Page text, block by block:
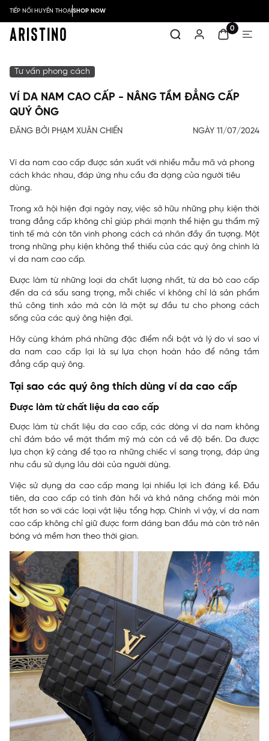
TIẾP NỐI HUYỀN THOẠISHOP NOW
0
Tư vấn phong cách
VÍ DA NAM CAO CẤP - NÂNG TẦM ĐẲNG CẤP
QUÝ ÔNG
ĐĂNG BỞI PHẠM XUÂN CHIẾN NGÀY 11/07/2024
Ví da nam cao cấp được sản xuất với nhiều mẫu mã và phong
cách khác nhau, đáp ứng nhu cầu đa dạng của người tiêu
dùng.
Trong xã hội hiện đại ngày nay, việc sở hữu những phụ kiện thời
trang đẳng cấp không chỉ giúp phái mạnh thể hiện gu thẩm mỹ
tinh tế mà còn tôn vinh phong cách cá nhân đầy ấn tượng. Một
trong những phụ kiện không thể thiếu của các quý ông chính là
ví da nam cao cấp.
Được làm từ những loại da chất lượng nhất, từ da bò cao cấp
đến da cá sấu sang trọng, mỗi chiếc ví không chỉ là sản phẩm
thủ công tinh xảo mà còn là một sự đầu tư cho phong cách
sống của các quý ông hiện đại.
Hãy cùng khám phá những đặc điểm nổi bật và lý do vì sao ví
da nam cao cấp lại là sự lựa chọn hoàn hảo để nâng tầm
đẳng cấp quý ông.
Tại sao các quý ông thích dùng ví da cao cấp
Được làm từ chất liệu da cao cấp
Được làm từ chất liệu da cao cấp, các dòng ví da nam không
chỉ đảm bảo về mặt thẩm mỹ mà còn cả về độ bền. Da được
lựa chọn kỹ càng để tạo ra những chiếc ví sang trọng, đáp ứng
nhu cầu sử dụng lâu dài của người dùng.
Việc sử dụng da cao cấp mang lại nhiều lợi ích đáng kể. Đầu
tiên, da cao cấp có tính đàn hồi và khả năng chống mài mòn
tốt hơn so với các loại vật liệu tổng hợp. Chính vì vậy, ví da nam
cao cấp không chỉ giữ được form dáng ban đầu mà còn trở nên
bóng và mềm hơn theo thời gian.